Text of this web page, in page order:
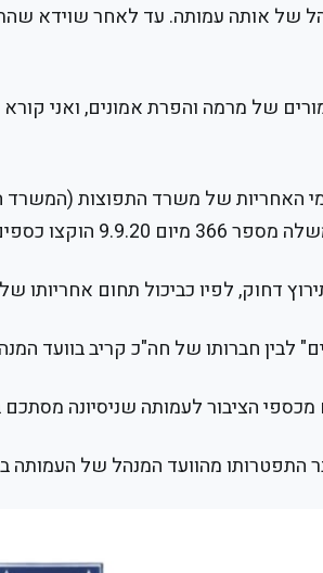
של אותה עמותה. עד לאחר שוידא
של מרמה והפרת אמונים, ואני
האחריות של משרד התפוצות
התחדשות יהודית)